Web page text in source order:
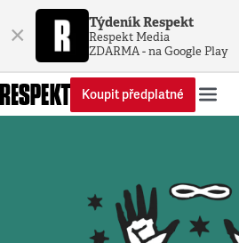
× Týdeník Respekt
Respekt Media
ZDARMA - na Google Play
Koupit předplatné